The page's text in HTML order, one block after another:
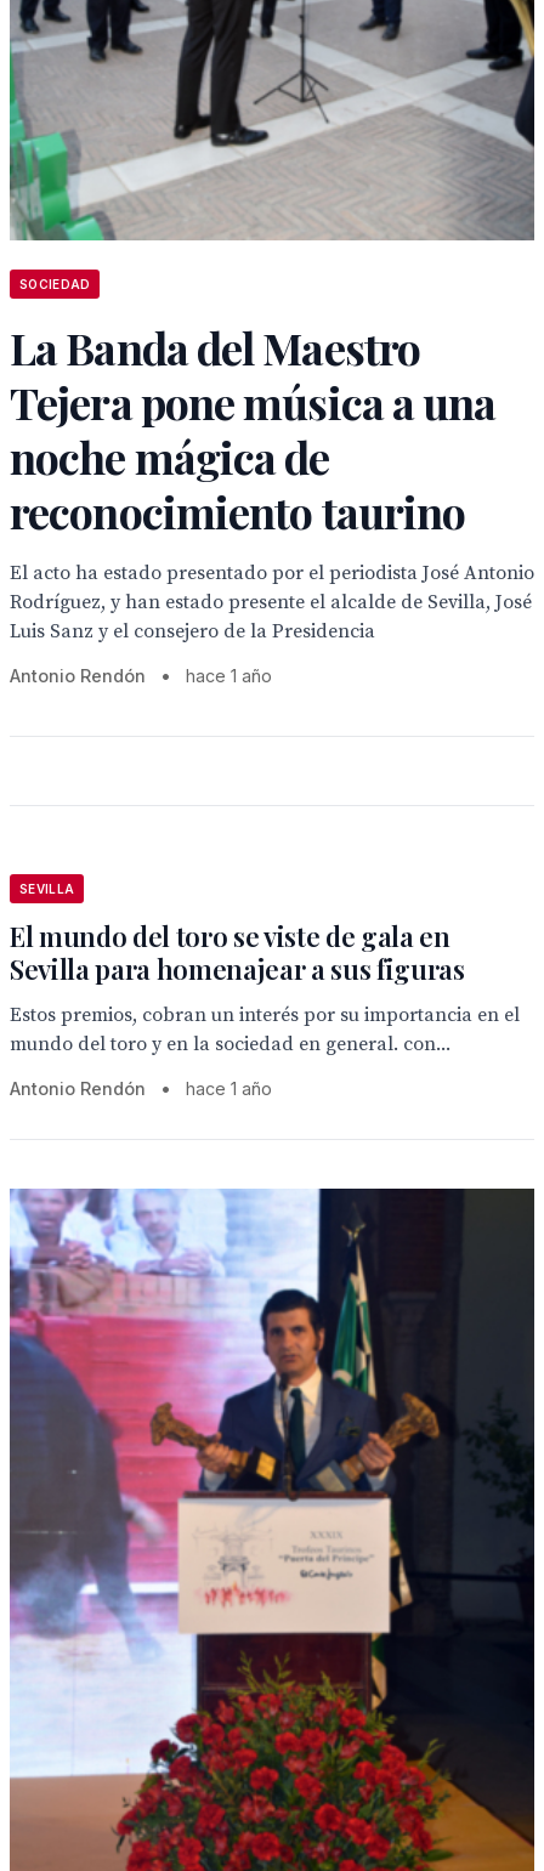
SOCIEDAD
La Banda del Maestro
Tejera pone música a una
noche mágica de
reconocimiento taurino
El acto ha estado presentado por el periodista José Antonio
Rodríguez, y han estado presente el alcalde de Sevilla, José
Luis Sanz y el consejero de la Presidencia
Antonio Rendón • hace 1 año
SEVILLA
El mundo del toro se viste de gala en
Sevilla para homenajear a sus figuras
Estos premios, cobran un interés por su importancia en el
mundo del toro y en la sociedad en general. con...
Antonio Rendón • hace 1 año